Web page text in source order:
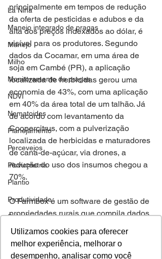
Utilizamos cookies para oferecer
melhor experiência, melhorar o
desempenho, analisar como você
La Niña
Manejo integrado de pragas
Manejo
Milho
Monitoramento de pragas
NDVI
Nematoides
Planejamento
Percevejos
Pluviometria
Plantio
Produtividade
Safrinha
Semeadura
Semente
principalmente em tempos de redução
da oferta de pesticidas e adubos e da
alta dos preços indexados ao dólar, é
visível para os produtores. Segundo
dados da Cocamar, em uma área de
soja em Cambé (PR), a aplicação
localizada de herbicidas gerou uma
economia de 43%, com uma aplicação
em 40% da área total de um talhão. Já
de acordo com levantamento da
Coopercitrus, com a pulverização
localizada de herbicidas e maturadores
de cana-de-açúcar, via drones, a
redução do uso dos insumos chegou a
70%.
O Farmbox é um software de gestão de
propriedades rurais que compila dados
como: mapas de infestação de pragas;
frequência de monitoramento de cada